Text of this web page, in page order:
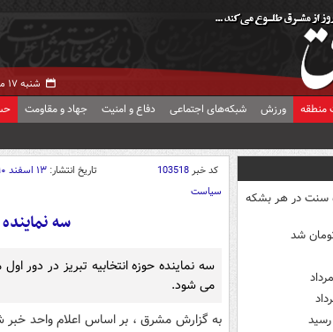
شنبه ۱۷ مرداد ۱۴۰۵ -
منطقه ورزش شبکه‌های اجتماعی دفاع و امنیت جهاد و مقاومت
قیمت نفت به ۸۳ دلار و ۵۵ سنت در هر بشکه
کد خبر103518 تاریخ انتشار: ۱۳ اسفند ۱۳۹۰ - ۲۱:۳۳
سیاست
سه
سه نماینده حوزه انتخابیه تبریز در
می شود.